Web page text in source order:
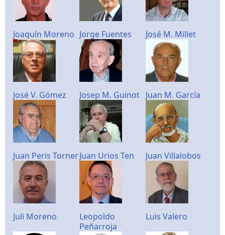
Joaquín Moreno Jorge Fuentes José M. Millet
José V. Gómez Josep M. Guinot Juan M. García
Juan Peris TornerJuan Urios Ten Juan Villalobos
Juli Moreno
Leopoldo
Peñarroja
Luis Valero